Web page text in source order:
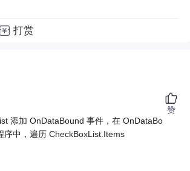
打赏
添加 OnDataBound 事件，在 OnDataBo
序中，遍历 CheckBoxList.Items
赞